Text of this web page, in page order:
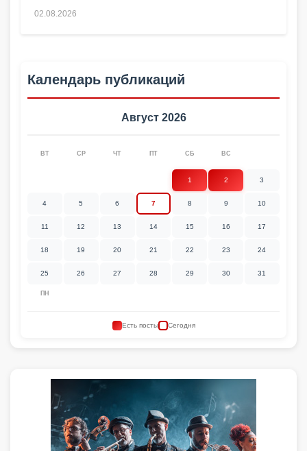
02.08.2026
Календарь публикаций
Август 2026
ПН
ВТ СР ЧТ ПТ СБ ВС
1 2 3
4 5 6 7 8 9 10
11 12 13 14 15 16 17
18 19 20 21 22 23 24
25 26 27 28 29 30 31
Есть посты Сегодня